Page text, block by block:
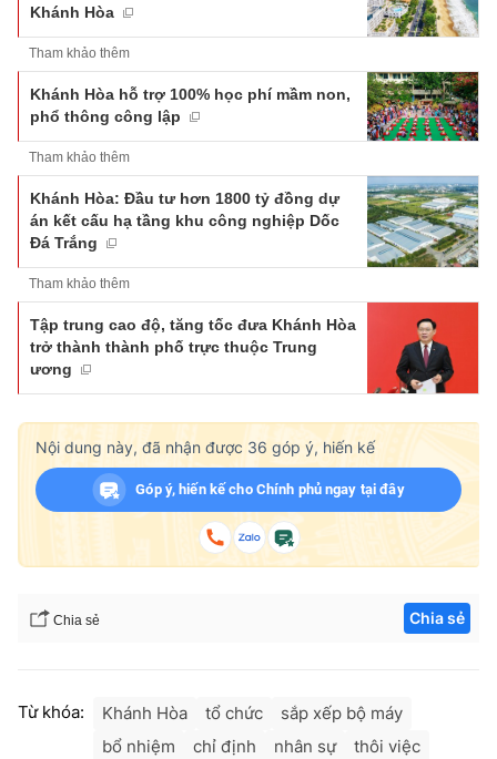
Khánh Hòa
Tham khảo thêm
Khánh Hòa hỗ trợ 100% học phí mầm non,
phổ thông công lập
Tham khảo thêm
Khánh Hòa: Đầu tư hơn 1800 tỷ đồng dự
án kết cấu hạ tầng khu công nghiệp Dốc
Đá Trắng
Tham khảo thêm
Tập trung cao độ, tăng tốc đưa Khánh Hòa
trở thành thành phố trực thuộc Trung
ương
Nội dung này, đã nhận được 36 góp ý, hiến kế
Góp ý, hiến kế cho Chính phủ ngay tại đây
Chia sẻ Chia sẻ
Từ khóa: Khánh Hòa tổ chức
sắp xếp bộ máy
bổ nhiệm
chỉ định nhân sự
thôi việc